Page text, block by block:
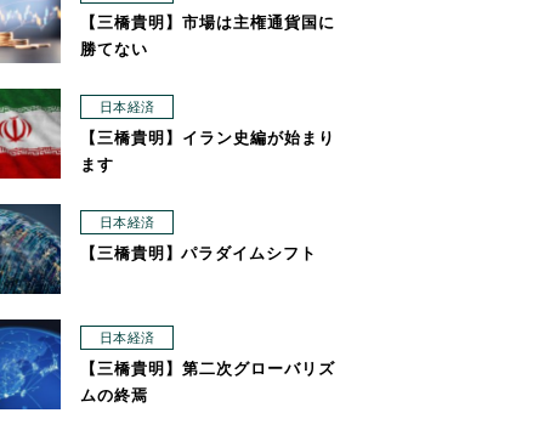
【三橋貴明】市場は主権通貨国に
勝てない
日本経済
【三橋貴明】イラン史編が始まり
ます
日本経済
【三橋貴明】パラダイムシフト
日本経済
【三橋貴明】第二次グローバリズ
ムの終焉